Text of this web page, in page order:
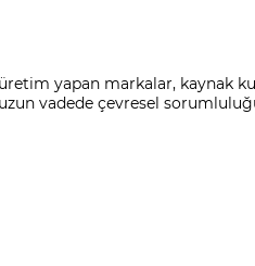
yapan markalar, kaynak
vadede çevresel